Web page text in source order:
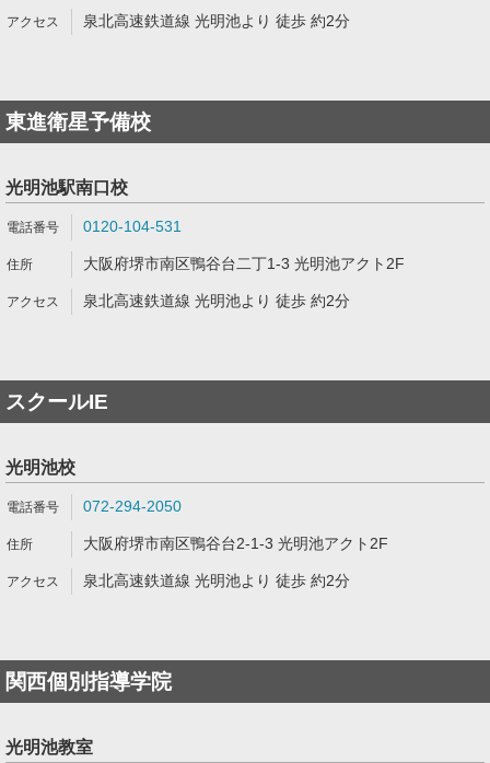
泉北高速鉄道線 光明池より 徒歩 約2分
東進衛星予備校
光明池駅南口校
0120-104-531
大阪府堺市南区鴨谷台二丁1-3 光明池アクト2F
泉北高速鉄道線 光明池より 徒歩 約2分
スクールIE
光明池校
072-294-2050
大阪府堺市南区鴨谷台2-1-3 光明池アクト2F
泉北高速鉄道線 光明池より 徒歩 約2分
関西個別指導学院
光明池教室